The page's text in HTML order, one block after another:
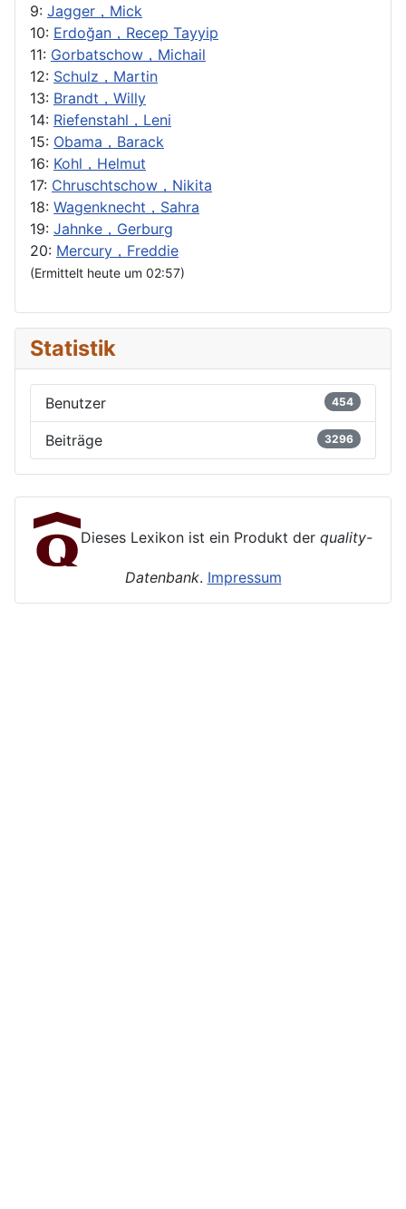
9: Jagger，Mick
10: Erdoğan，Recep Tayyip
11: Gorbatschow，Michail
12: Schulz，Martin
13: Brandt，Willy
14: Riefenstahl，Leni
15: Obama，Barack
16: Kohl，Helmut
17: Chruschtschow，Nikita
18: Wagenknecht，Sahra
19: Jahnke，Gerburg
20: Mercury，Freddie
(Ermittelt heute um 02:57)
Statistik
Benutzer 454
Beiträge 3296
Dieses Lexikon ist ein Produkt der quality-
Datenbank. Impressum